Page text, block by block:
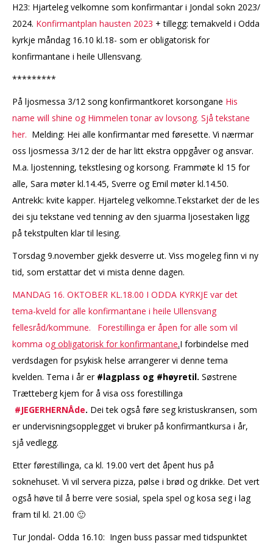
H23: Hjarteleg velkomne som konfirmantar i Jondal sokn 2023/
2024. Konfirmantplan hausten 2023 + tillegg: temakveld i Odda
kyrkje måndag 16.10 kl.18- som er obligatorisk for
konfirmantane i heile Ullensvang.
*********
På ljosmessa 3/12 song konfirmantkoret korsongane His
name will shine og Himmelen tonar av lovsong. Sjå tekstane
her. Melding: Hei alle konfirmantar med føresette. Vi nærmar
oss ljosmessa 3/12 der de har litt ekstra oppgåver og ansvar.
M.a. ljostenning, tekstlesing og korsong. Frammøte kl 15 for
alle, Sara møter kl.14.45, Sverre og Emil møter kl.14.50.
Antrekk: kvite kapper. Hjarteleg velkomne.Tekstarket der de les
dei sju tekstane ved tenning av den sjuarma ljosestaken ligg
på tekstpulten klar til lesing.
Torsdag 9.november gjekk desverre ut. Viss mogeleg finn vi ny
tid, som erstattar det vi mista denne dagen.
MANDAG 16. OKTOBER KL.18.00 I ODDA KYRKJE var det
tema-kveld for alle konfirmantane i heile Ullensvang
fellesråd/kommune. Forestillinga er åpen for alle som vil
komma og obligatorisk for konfirmantane.I forbindelse med
verdsdagen for psykisk helse arrangerer vi denne tema
kvelden. Tema i år er #lagplass og #høyretil. Søstrene
Trætteberg kjem for å visa oss forestillinga
#JEGERHERNÅde. Dei tek også føre seg kristuskransen, som
er undervisningsopplegget vi bruker på konfirmantkursa i år,
sjå vedlegg.
Etter førestillinga, ca kl. 19.00 vert det åpent hus på
soknehuset. Vi vil servera pizza, pølse i brød og drikke. Det vert
også høve til å berre vere sosial, spela spel og kosa seg i lag
fram til kl. 21.00 🙂
Tur Jondal- Odda 16.10: Ingen buss passar med tidspunktet